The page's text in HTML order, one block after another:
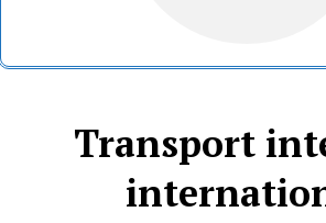
Transport